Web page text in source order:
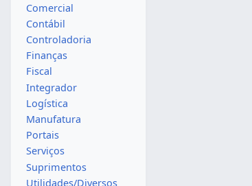
Comercial
Contábil
Controladoria
Finanças
Fiscal
Integrador
Logística
Manufatura
Portais
Serviços
Suprimentos
Utilidades/Diversos